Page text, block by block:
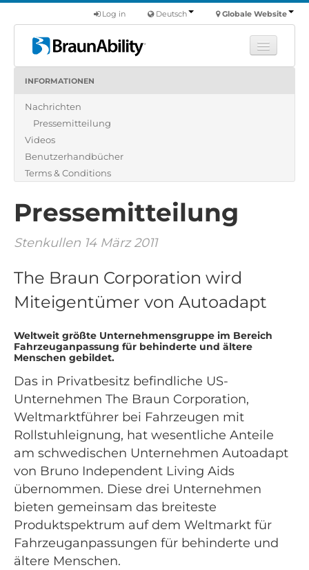
Globale Website
Deutsch
Log in
Produkte
Nutzfahrzeuge
Über uns
INFORMATIONEN
Nachrichten
Pressemitteilung
Videos
Benutzerhandbücher
Terms & Conditions
Pressemitteilung
Stenkullen 14 März 2011
The Braun Corporation wird
Miteigentümer von Autoadapt
Weltweit größte Unternehmensgruppe im Bereich
Fahrzeuganpassung für behinderte und ältere
Menschen gebildet.
Das in Privatbesitz befindliche US-
Unternehmen The Braun Corporation,
Weltmarktführer bei Fahrzeugen mit
Rollstuhleignung, hat wesentliche Anteile
am schwedischen Unternehmen Autoadapt
von Bruno Independent Living Aids
übernommen. Diese drei Unternehmen
bieten gemeinsam das breiteste
Produktspektrum auf dem Weltmarkt für
Fahrzeuganpassungen für behinderte und
ältere Menschen.